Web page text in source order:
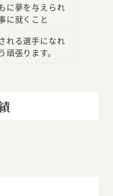
に夢を与えられ
に就くこと
れる選手になれ
頑張ります。